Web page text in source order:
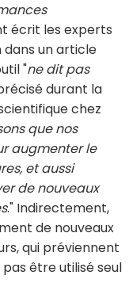
écrit les experts
dans un article
"ne dit pas
durant la
chez
que nos
augmenter le
et aussi
de nouveaux
." Indirectement,
de nouveaux
qui préviennent
être utilisé seul